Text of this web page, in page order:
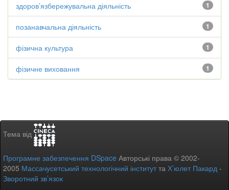
1
здоров’язбережувальна діяльність
1
позанавчальна діяльність
1
фізична культура
1
фізичне виховання
Тема від
Програмне забезпечення DSpace Авторські права © 2002-
2005 Массачусетський технологічний інститутта Х’юлет Пакард -
Зворотний зв’язок